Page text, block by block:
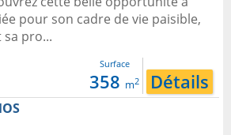
pour son cadre de vie paisible,
pro...
Surface
358 m2 Détails